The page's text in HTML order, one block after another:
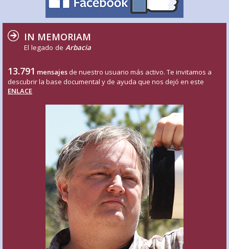
IN MEMORIAM
El legado de Arbacia
13.791 mensajes de nuestro usuario más activo. Te invitamos a
descubrir la base documental y de ayuda que nos dejó en este
ENLACE